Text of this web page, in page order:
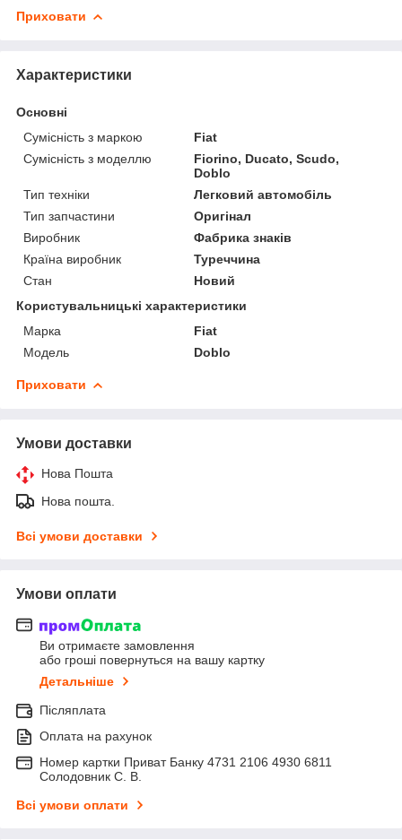
Приховати
Характеристики
Основні
Сумісність з маркою
Fiat
Сумісність з моделлю
Fiorino, Ducato, Scudo,
Doblo
Тип техніки
Легковий автомобіль
Тип запчастини
Оригінал
Виробник
Фабрика знаків
Країна виробник
Туреччина
Стан
Новий
Користувальницькі характеристики
Марка
Fiat
Модель
Doblo
Приховати
Умови доставки
Нова Пошта
Нова пошта.
Всі умови доставки
Умови оплати
Ви отримаєте замовлення
або гроші повернуться на вашу картку
Детальніше
Післяплата
Оплата на рахунок
Номер картки Приват Банку 4731 2106 4930 6811
Солодовник С. В.
Всі умови оплати